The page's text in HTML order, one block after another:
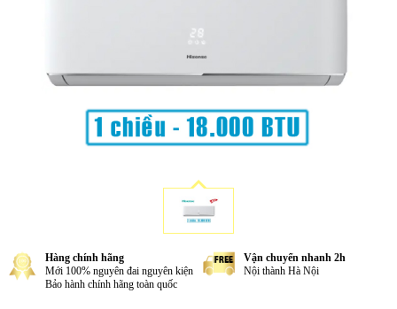
Hàng chính hãng
Mới 100% nguyên đai nguyên kiện
Bảo hành chính hãng toàn quốc
Vận chuyển nhanh 2h
Nội thành Hà Nội